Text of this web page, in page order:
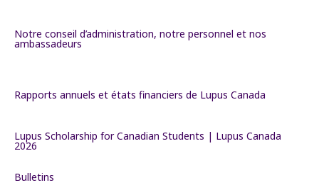
Notre conseil d’administration, notre personnel et nos
ambassadeurs
Rapports annuels et états financiers de Lupus Canada
Lupus Scholarship for Canadian Students | Lupus Canada
2026
Bulletins